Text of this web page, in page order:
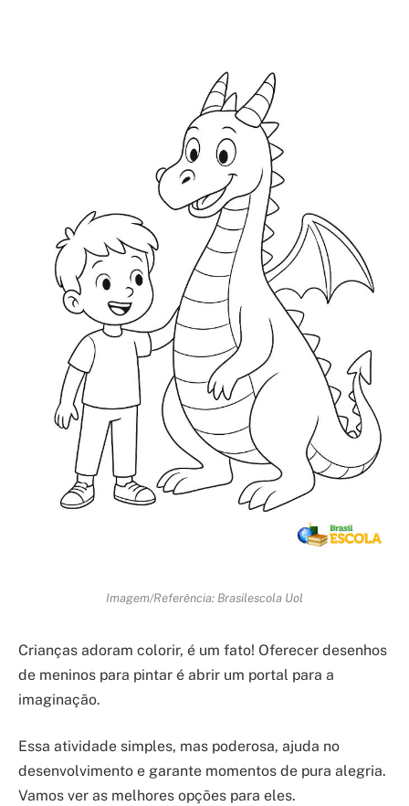
Imagem/Referência: Brasilescola Uol
Crianças adoram colorir, é um fato! Oferecer desenhos
de meninos para pintar é abrir um portal para a
imaginação.
Essa atividade simples, mas poderosa, ajuda no
desenvolvimento e garante momentos de pura alegria.
Vamos ver as melhores opções para eles.